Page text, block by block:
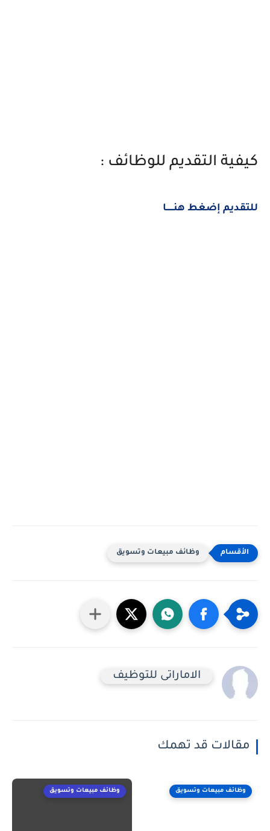
كيفية التقديم للوظائف :
للتقديم إضغط هنــــــا
وظائف مبيعات وتسويق
الاماراتى للتوظيف
مقالات قد تهمك
وظائف مبيعات وتسويق وظائف مبيعات وتسويق